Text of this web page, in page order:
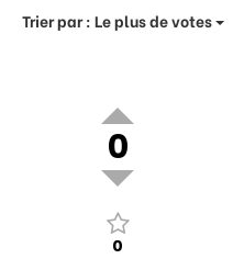
Trier par :Le plus de votes
0
0